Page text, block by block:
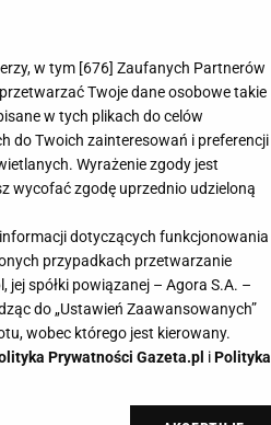
w tym [676] Zaufanych Partnerów
Twoje dane osobowe takie
w tych plikach do celów
do Twoich zainteresowań i preferencji
Wyrażenie zgody jest
wycofać zgodę uprzednio udzieloną
dotyczących funkcjonowania
przypadkach przetwarzanie
spółki powiązanej – Agora S.A. –
do „Ustawień Zaawansowanych”
wobec którego jest kierowany.
Prywatności Gazeta.pl iPolityka